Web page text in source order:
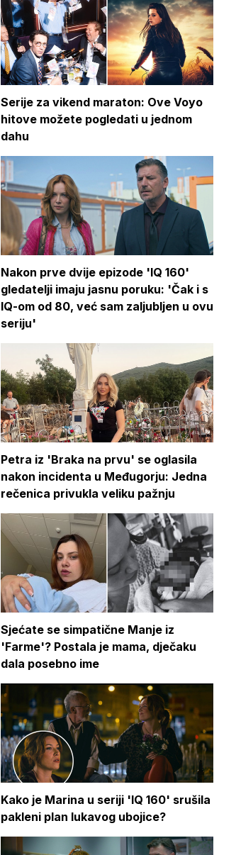
Serije za vikend maraton: Ove Voyo
hitove možete pogledati u jednom
dahu
Nakon prve dvije epizode 'IQ 160'
gledatelji imaju jasnu poruku: 'Čak i s
IQ-om od 80, već sam zaljubljen u ovu
seriju'
Petra iz 'Braka na prvu' se oglasila
nakon incidenta u Međugorju: Jedna
rečenica privukla veliku pažnju
Sjećate se simpatične Manje iz
'Farme'? Postala je mama, dječaku
dala posebno ime
Kako je Marina u seriji 'IQ 160' srušila
pakleni plan lukavog ubojice?